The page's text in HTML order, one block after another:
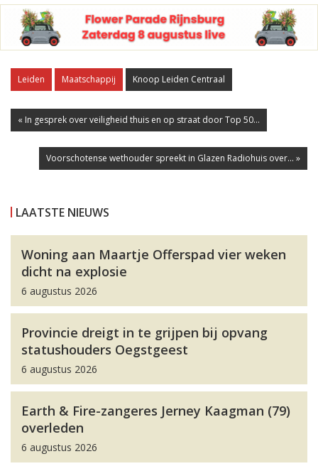
Leiden Maatschappij Knoop Leiden Centraal
« In gesprek over veiligheid thuis en op straat door Top 50...
Voorschotense wethouder spreekt in Glazen Radiohuis over... »
LAATSTE NIEUWS
Woning aan Maartje Offerspad vier weken
dicht na explosie
6 augustus 2026
Provincie dreigt in te grijpen bij opvang
statushouders Oegstgeest
6 augustus 2026
Earth & Fire-zangeres Jerney Kaagman (79)
overleden
6 augustus 2026